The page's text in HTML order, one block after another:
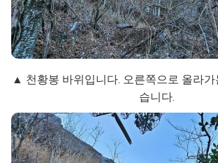
▲ 천황봉 바위입니다. 오른쪽으로 올라가
습니다.